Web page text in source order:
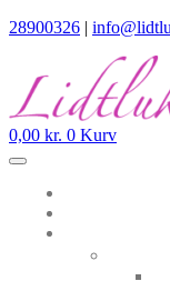
28900326 |
0,00 kr. 0 Kurv